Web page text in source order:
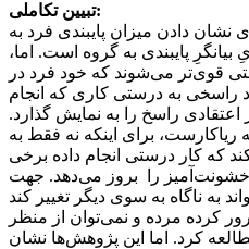
تبیین تکاملی:
نشان دادن میزان پایبندی فرد به
پایبندی به گروه است. اما،
قوی‌تر می‌شوند که خود فرد در
راسخی به درستی کاری که انجام
اعتقادی راسخ را به نمایش گذارد.
ریاکارست، برای اینکه نه فقط به
که کار درستی انجام داده برخی
خشونت‌آمیز را بروز می‌دهد. جهت
کرده مرده و نمی‌توان از منظر
کرد. اما این پژوهش‌ها نشان